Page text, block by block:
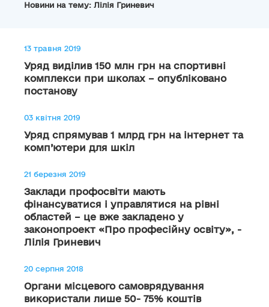
Новини на тему: Лілія Гриневич
13 травня 2019
Уряд виділив 150 млн грн на спортивні
комплекси при школах – опубліковано
постанову
03 квітня 2019
Уряд спрямував 1 млрд грн на інтернет та
комп’ютери для шкіл
21 березня 2019
Заклади профосвіти мають
фінансуватися і управлятися на рівні
областей – це вже закладено у
законопроект «Про професійну освіту», -
Лілія Гриневич
20 серпня 2018
Органи місцевого самоврядування
використали лише 50- 75% коштів